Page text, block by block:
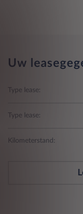
Uw
Type lease:
Type lease:
Kilometerstand: